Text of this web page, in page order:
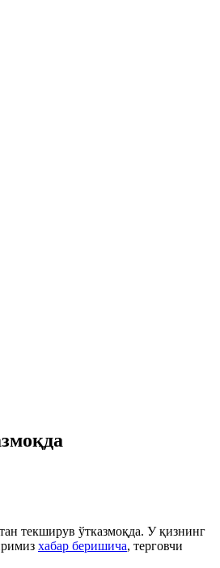
текширув ўтказмоқда. У қизнинг
хабар беришича, терговчи